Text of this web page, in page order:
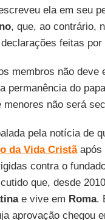
ela em seu
, que, ao contrário,
feitas por
membros não deve
permanência do
não será
pela notícia de
da Vida Cristãapós
contra o
que, desde
e vive em Roma.
aprovação chegou